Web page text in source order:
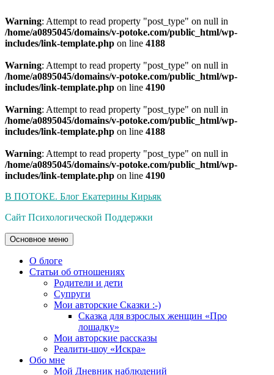
Warning: Attempt to read property "post_type" on null in
/home/a0895045/domains/v-potoke.com/public_html/wp-
includes/link-template.php on line 4188
Warning: Attempt to read property "post_type" on null in
/home/a0895045/domains/v-potoke.com/public_html/wp-
includes/link-template.php on line 4190
Warning: Attempt to read property "post_type" on null in
/home/a0895045/domains/v-potoke.com/public_html/wp-
includes/link-template.php on line 4188
Warning: Attempt to read property "post_type" on null in
/home/a0895045/domains/v-potoke.com/public_html/wp-
includes/link-template.php on line 4190
Перейти
содержимому
В ПОТОКЕ. Блог Екатерины Кирьяк
Сайт Психологической Поддержки
Основное меню
О блоге
Статьи об отношениях
Родители и дети
Супруги
Мои авторские Сказки :-)
Сказка для взрослых женщин «Про
лошадку»
Мои авторские рассказы
Реалити-шоу «Искра»
Обо мне
Мой Дневник наблюдений